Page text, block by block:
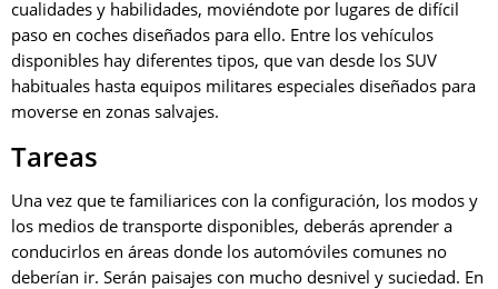
cualidades y habilidades, moviéndote por lugares de difícil
paso en coches diseñados para ello. Entre los vehículos
disponibles hay diferentes tipos, que van desde los SUV
habituales hasta equipos militares especiales diseñados para
moverse en zonas salvajes.
Tareas
Una vez que te familiarices con la configuración, los modos y
los medios de transporte disponibles, deberás aprender a
conducirlos en áreas donde los automóviles comunes no
deberían ir. Serán paisajes con mucho desnivel y suciedad. En